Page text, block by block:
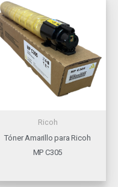
Ricoh
Tóner Amarillo para Ricoh
MP C305